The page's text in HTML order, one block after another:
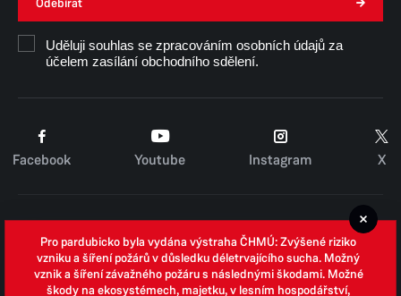
Odebírat
Uděluji souhlas se zpracováním osobních údajů za
účelem zasílání obchodního sdělení.
Facebook Youtube Instagram X
Zpracování osobních údajů
Whistleblowing
Pro pardubicko byla vydána výstraha ČHMÚ: Zvýšené riziko
vzniku a šíření požárů v důsledku déletrvajícího sucha. Možný
vznik a šíření závažného požáru s následnými škodami. Možné
škody na ekosystémech, majetku, v lesním hospodářství,